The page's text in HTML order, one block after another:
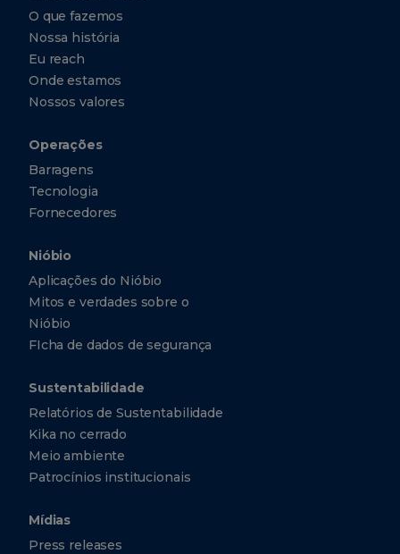
O que fazemos
Nossa história
Eu reach
Onde estamos
Nossos valores
Operações
Barragens
Tecnologia
Fornecedores
Nióbio
Aplicações do Nióbio
Mitos e verdades sobre o
Nióbio
FIcha de dados de segurança
Sustentabilidade
Relatórios de Sustentabilidade
Kika no cerrado
Meio ambiente
Patrocínios institucionais
Mídias
Press releases